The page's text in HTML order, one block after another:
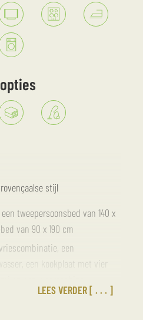
opties
stijl
tweepersoonsbed van 140 x
van 90 x 190 cm
een
een kookplaat met vier
van 140 x 190 cm, een
LEES VERDER